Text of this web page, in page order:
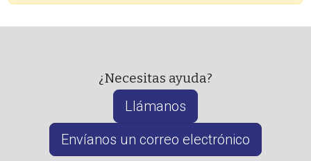
¿Necesitas ayuda?
Llámanos
Envíanos un correo electrónico